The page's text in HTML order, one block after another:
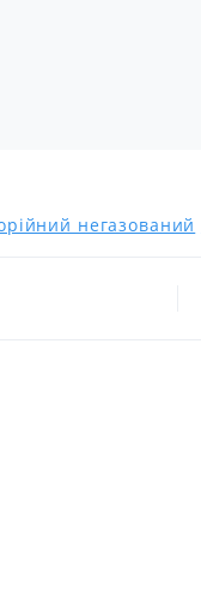
негазований